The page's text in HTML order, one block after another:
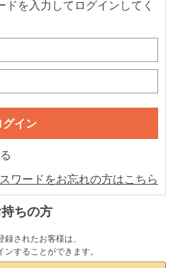
ドを入力してログインしてく
ワードをお忘れの方はこちら
ちの方
されたお客様は、
することができます。